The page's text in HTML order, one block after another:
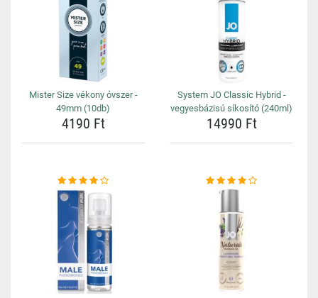
Mister Size vékony óvszer -
49mm (10db)
4190 Ft
System JO Classic Hybrid -
vegyesbázisú síkosító (240ml)
14990 Ft